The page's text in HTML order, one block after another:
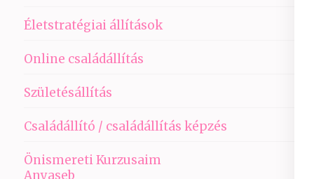
Életstratégiai állítások
Online családállítás
Születésállítás
Családállító / családállítás képzés
Önismereti Kurzusaim
Anyaseb